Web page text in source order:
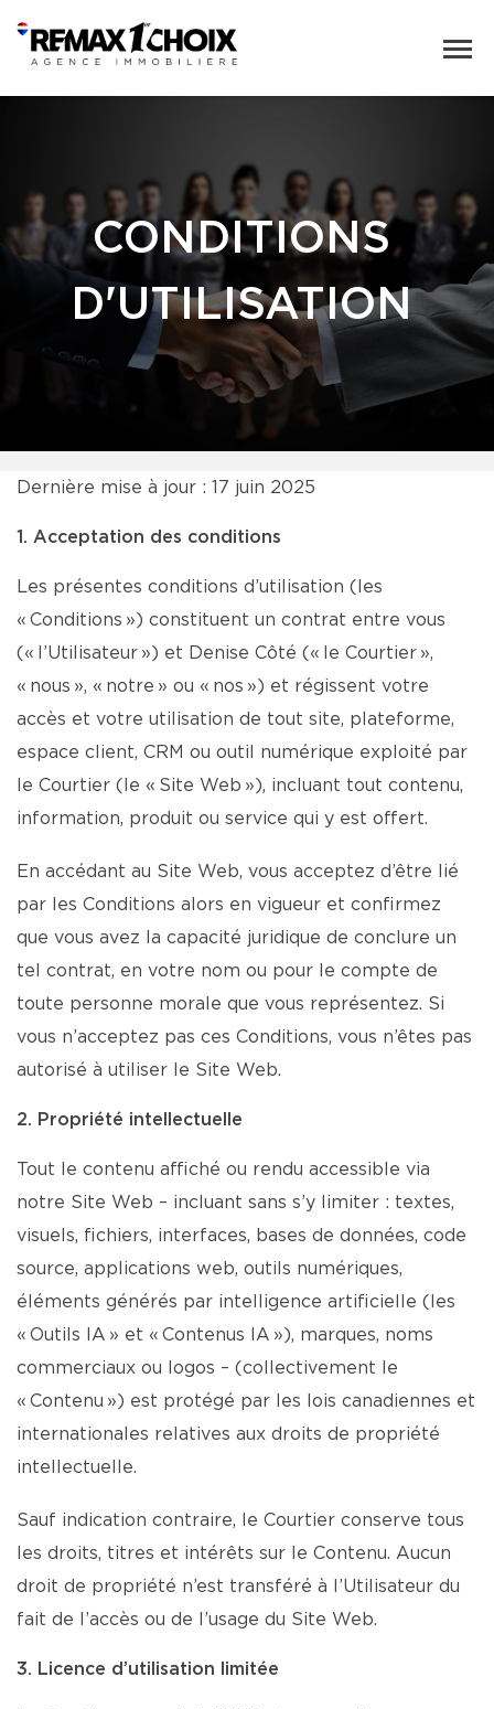
CONDITIONS
D'UTILISATION
Dernière mise à jour : 17 juin 2025
1. Acceptation des conditions
Les présentes conditions d’utilisation (les
« Conditions ») constituent un contrat entre vous
(« l’Utilisateur ») et Denise Côté (« le Courtier »,
« nous », « notre » ou « nos ») et régissent votre
accès et votre utilisation de tout site, plateforme,
espace client, CRM ou outil numérique exploité par
le Courtier (le « Site Web »), incluant tout contenu,
information, produit ou service qui y est offert.
En accédant au Site Web, vous acceptez d’être lié
par les Conditions alors en vigueur et confirmez
que vous avez la capacité juridique de conclure un
tel contrat, en votre nom ou pour le compte de
toute personne morale que vous représentez. Si
vous n’acceptez pas ces Conditions, vous n’êtes pas
autorisé à utiliser le Site Web.
2. Propriété intellectuelle
Tout le contenu affiché ou rendu accessible via
notre Site Web – incluant sans s’y limiter : textes,
visuels, fichiers, interfaces, bases de données, code
source, applications web, outils numériques,
éléments générés par intelligence artificielle (les
« Outils IA » et « Contenus IA »), marques, noms
commerciaux ou logos – (collectivement le
« Contenu ») est protégé par les lois canadiennes et
internationales relatives aux droits de propriété
intellectuelle.
Sauf indication contraire, le Courtier conserve tous
les droits, titres et intérêts sur le Contenu. Aucun
droit de propriété n’est transféré à l’Utilisateur du
fait de l’accès ou de l’usage du Site Web.
3. Licence d’utilisation limitée